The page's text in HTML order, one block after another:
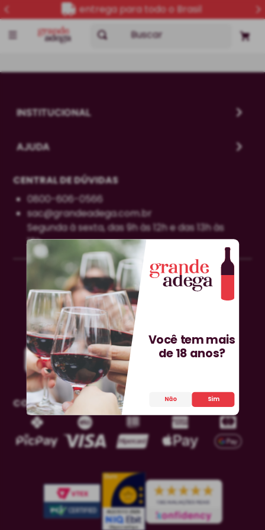
entrega para todo o Brasil
Buscar
INSTITUCIONAL
AJUDA
CENTRAL DE DÚVIDAS
0800-606-0566
sac@grandeadega.com.br
Segunda à sexta, das 9h às 12h e das 13h às
18h.
COMPRA SEGURA
Você tem mais
de 18 anos?
Não Sim